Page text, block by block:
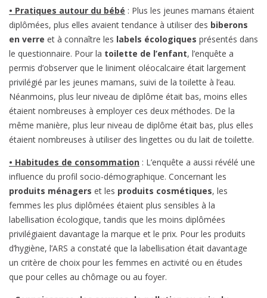
• Pratiques autour du bébé : Plus les jeunes mamans étaient
diplômées, plus elles avaient tendance à utiliser des biberons
en verre et à connaître les labels écologiques présentés dans
le questionnaire. Pour la toilette de l’enfant, l’enquête a
permis d’observer que le liniment oléocalcaire était largement
privilégié par les jeunes mamans, suivi de la toilette à l’eau.
Néanmoins, plus leur niveau de diplôme était bas, moins elles
étaient nombreuses à employer ces deux méthodes. De la
même manière, plus leur niveau de diplôme était bas, plus elles
étaient nombreuses à utiliser des lingettes ou du lait de toilette.
• Habitudes de consommation : L’enquête a aussi révélé une
influence du profil socio-démographique. Concernant les
produits ménagers et les produits cosmétiques, les
femmes les plus diplômées étaient plus sensibles à la
labellisation écologique, tandis que les moins diplômées
privilégiaient davantage la marque et le prix. Pour les produits
d’hygiène, l’ARS a constaté que la labellisation était davantage
un critère de choix pour les femmes en activité ou en études
que pour celles au chômage ou au foyer.